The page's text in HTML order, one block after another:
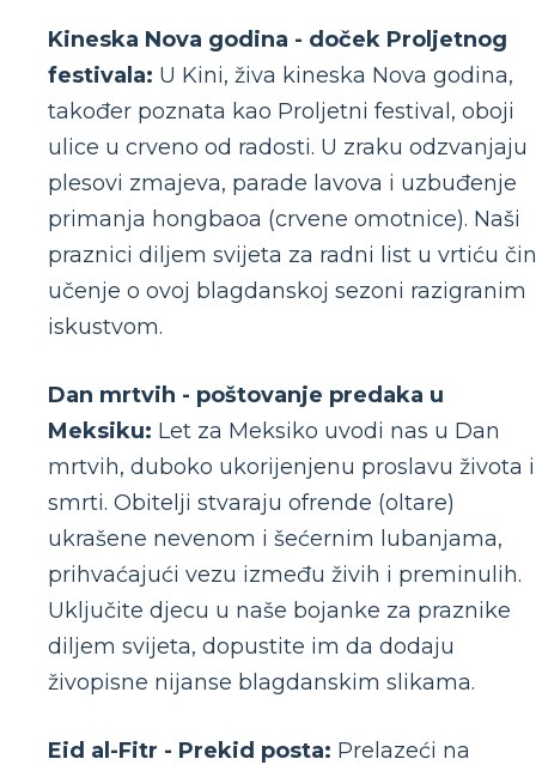
Kineska Nova godina - doček Proljetnog
festivala: U Kini, živa kineska Nova godina,
također poznata kao Proljetni festival, oboji
ulice u crveno od radosti. U zraku odzvanjaju
plesovi zmajeva, parade lavova i uzbuđenje
primanja hongbaoa (crvene omotnice). Naši
praznici diljem svijeta za radni list u vrtiću
učenje o ovoj blagdanskoj sezoni razigranim
iskustvom.
Dan mrtvih - poštovanje predaka u
Meksiku: Let za Meksiko uvodi nas u Dan
mrtvih, duboko ukorijenjenu proslavu života i
smrti. Obitelji stvaraju ofrende (oltare)
ukrašene nevenom i šećernim lubanjama,
prihvaćajući vezu između živih i preminulih.
Uključite djecu u naše bojanke za praznike
diljem svijeta, dopustite im da dodaju
živopisne nijanse blagdanskim slikama.
Eid al-Fitr - Prekid posta: Prelazeći na